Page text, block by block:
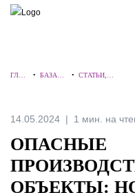
ПОИСК ПО САЙТУ
ГЛАВ
•БАЗА
• СТАТЬИ,
14.05.2024 1 мин. на
ОПАСНЫЕ
ОБЪЕКТЫ: